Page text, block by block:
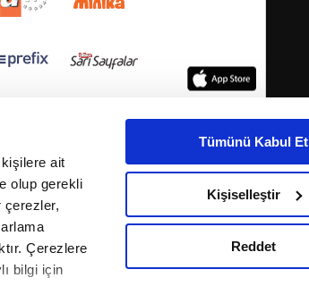
ait
olup gerekli
çerezler,
Çerezlere
bilgi için
Tümünü Kabul Et
Kişiselleştir
Reddet